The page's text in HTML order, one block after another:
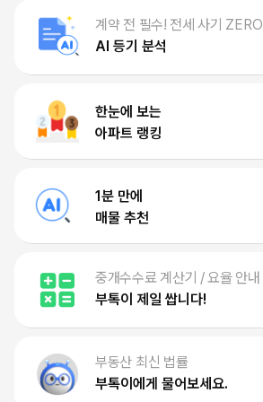
계약 전 필수! 전세 사기 ZERO
AI 등기 분석
한눈에 보는
아파트 랭킹
1분 만에
매물 추천
중개수수료 계산기 / 요율 안내
부톡이 제일 쌉니다!
부동산 최신 법률
부톡이에게 물어보세요.